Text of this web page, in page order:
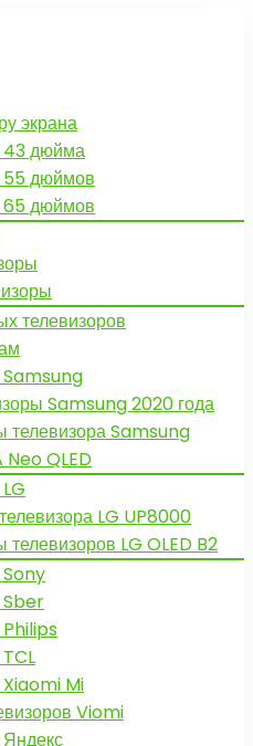
экрана
43 дюйма
55 дюймов
65 дюймов
телевизоров
Samsung 2020 года
телевизора Samsung
Neo QLED
LG UP8000
телевизоров LG OLED B2
Sber
Mi
Viomi